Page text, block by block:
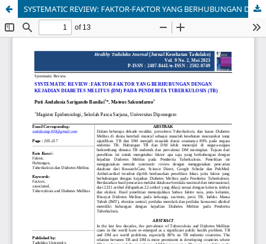
SYSTEMATIC REVIEW: FAKTOR-FAKTOR YANG BERHUBUNGAN DENGAN KEJADIAN DIABETES MELITUS (DM) PADA PENDERITA TUBERKULOSIS (TB)